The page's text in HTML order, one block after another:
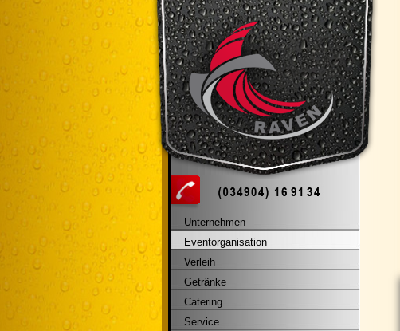
Unternehmen
Eventorganisation
Verleih
Getränke
Catering
Service